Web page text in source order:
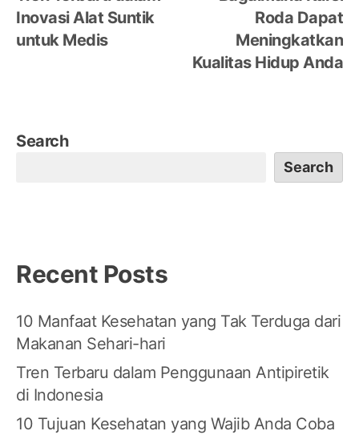
navigation
Inovasi Alat Suntik
untuk Medis
Roda Dapat
Meningkatkan
Kualitas Hidup Anda
Search
Search
Recent Posts
10 Manfaat Kesehatan yang Tak Terduga dari
Makanan Sehari-hari
Tren Terbaru dalam Penggunaan Antipiretik
di Indonesia
10 Tujuan Kesehatan yang Wajib Anda Coba